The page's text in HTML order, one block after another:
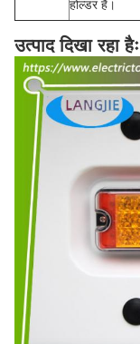
होल्डर हैं।
उत्पाद दिखा रहा हैः